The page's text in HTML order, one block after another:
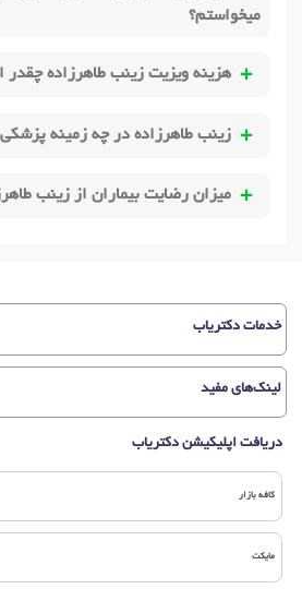
میخواستم؟
هزینه ویزیت زینب طاهرزاده
زینب طاهرزاده در چه زمینه پزشکی
میزان رضایت بیماران از زینب
خدمات دکتریاب
لینک‌های مفید
دریافت اپلیکیشن دکتریاب
کافه بازار
مایکت